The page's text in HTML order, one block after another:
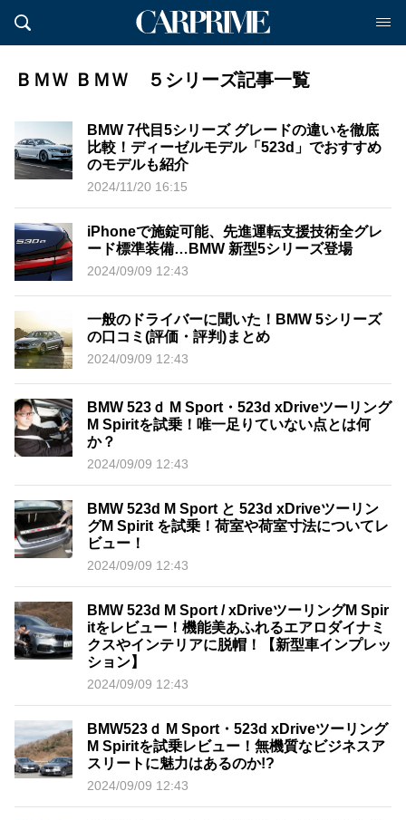
ＢＭＷ ＢＭＷ ５シリーズ記事一覧
BMW 7代目5シリーズ グレードの違いを徹底
比較！ディーゼルモデル「523d」でおすすめ
のモデルも紹介
2024/11/20 16:15
iPhoneで施錠可能、先進運転支援技術全グレ
ード標準装備…BMW 新型5シリーズ登場
2024/09/09 12:43
一般のドライバーに聞いた！BMW 5シリーズ
の口コミ(評価・評判)まとめ
2024/09/09 12:43
BMW 523ｄ M Sport・523d xDriveツーリング
M Spiritを試乗！唯一足りていない点とは何
か？
2024/09/09 12:43
BMW 523d M Sport と 523d xDriveツーリン
グM Spirit を試乗！荷室や荷室寸法についてレ
ビュー！
2024/09/09 12:43
BMW 523d M Sport / xDriveツーリングM Spir
itをレビュー！機能美あふれるエアロダイナミ
クスやインテリアに脱帽！【新型車インプレッ
ション】
2024/09/09 12:43
BMW523ｄ M Sport・523d xDriveツーリング
M Spiritを試乗レビュー！無機質なビジネスア
スリートに魅力はあるのか!?
2024/09/09 12:43